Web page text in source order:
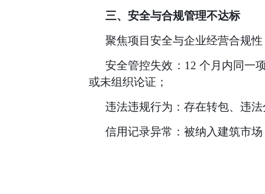
三、安全与合规管理不达标
聚焦项目安全与企业经营合规
安全管控失效： 12 个月内同一
或未组织论证；
违法违规行为：存在转包、违
信用记录异常：被纳入建筑市场